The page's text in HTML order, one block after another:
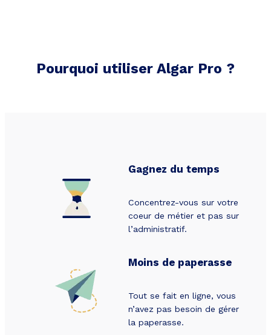
Pourquoi utiliser Algar Pro ?
Gagnez du temps
Concentrez-vous sur votre
coeur de métier et pas sur
l’administratif.
Moins de paperasse
Tout se fait en ligne, vous
n’avez pas besoin de gérer
la paperasse.